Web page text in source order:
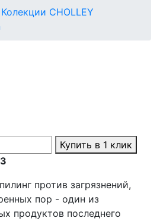
Колекции CHOLLEY
Купить в 1 клик
против загрязнений,
пор - один из
продуктов последнего